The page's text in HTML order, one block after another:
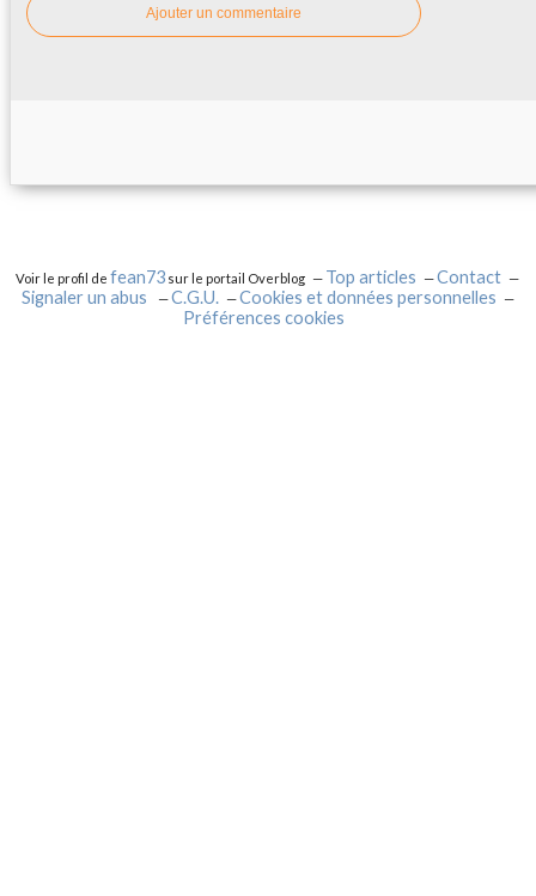
Ajouter un commentaire
Voir le profil defean73 sur le portail Overblog Top articles
Contact
Signaler un abus
C.G.U.
Cookies et données personnelles
Préférences cookies